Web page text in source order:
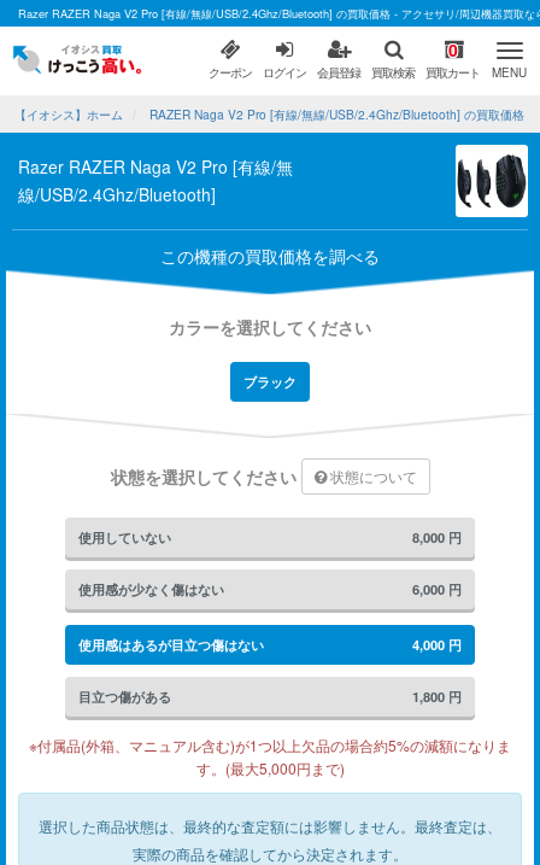
Razer RAZER Naga V2 Pro [有線/無線/USB/2.4Ghz/Bluetooth] の買取価格 - アクセサリ/周辺機器買取な
クーポン ログイン 会員登録 買取検索
0
買取カート MENU
【イオシス】ホーム RAZER Naga V2 Pro [有線/無線/USB/2.4Ghz/Bluetooth] の買取価格
Razer RAZER Naga V2 Pro [有線/無
線/USB/2.4Ghz/Bluetooth]
この機種の買取価格を調べる
カラーを選択してください
ブラック
状態を選択してください 状態について
使用していない 8,000 円
使用感が少なく傷はない 6,000 円
使用感はあるが目立つ傷はない 4,000 円
目立つ傷がある 1,800 円
※付属品(外箱、マニュアル含む)が1つ以上欠品の場合約5%の減額になりま
す。(最大5,000円まで)
選択した商品状態は、最終的な査定額には影響しません。 最終査定は、
実際の商品を確認してから決定されます。